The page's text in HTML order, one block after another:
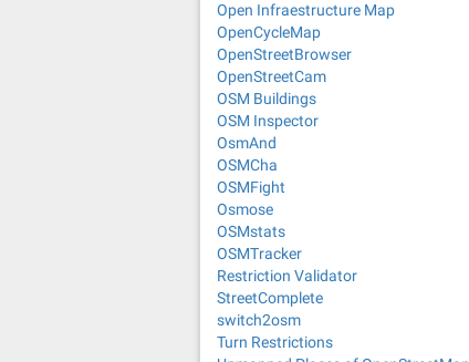
Open Infraestructure Map
OpenCycleMap
OpenStreetBrowser
OpenStreetCam
OSM Buildings
OSM Inspector
OsmAnd
OSMCha
OSMFight
Osmose
OSMstats
OSMTracker
Restriction Validator
StreetComplete
switch2osm
Turn Restrictions